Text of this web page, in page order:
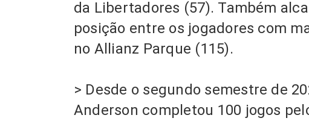
da Libertadores (57). Também
posição entre os jogadores com
no Allianz Parque (115).
> Desde o segundo semestre de
Anderson completou 100 jogos